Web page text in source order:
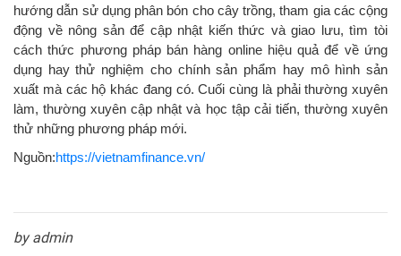
hướng dẫn sử dụng phân bón cho cây trồng, tham gia các cộng
động về nông sản để cập nhật kiến thức và giao lưu, tìm tòi
cách thức phương pháp bán hàng online hiệu quả để về ứng
dụng hay thử nghiệm cho chính sản phẩm hay mô hình sản
xuất mà các hộ khác đang có. Cuối cùng là phải thường xuyên
làm, thường xuyên cập nhật và học tập cải tiến, thường xuyên
thử những phương pháp mới.
Nguồn:https://vietnamfinance.vn/
by admin